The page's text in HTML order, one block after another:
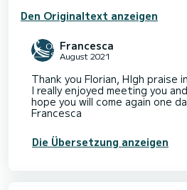
Den Originaltext anzeigen
Francesca
August 2021
Thank you Florian, HIgh praise
I really enjoyed meeting you
hope you will come again one
Francesca
Die Übersetzung anzeigen